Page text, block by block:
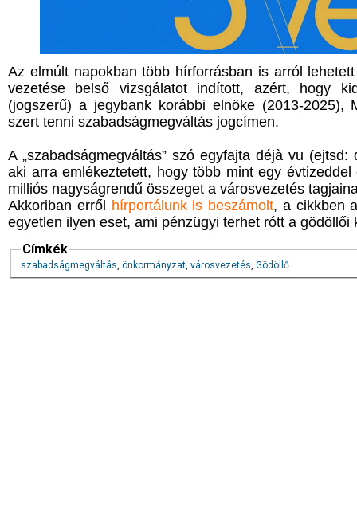
Az elmúlt napokban több hírforrásban is arról
vezetése belső vizsgálatot indított, azért, hogy
(jogszerű) a jegybank korábbi elnöke (2013-2025),
szert tenni szabadságmegváltás jogcímen.
A „szabadságmegváltás” szó egyfajta déjà vu
aki arra emlékeztetett, hogy több mint egy
milliós nagyságrendű összeget a városvezetés
Akkoriban erről
hírportálunk is beszámolt, a cikkben
egyetlen ilyen eset, ami pénzügyi terhet rótt a gödöllői
Címkék
szabadságmegváltás, önkormányzat, városvezetés, Gödöllő